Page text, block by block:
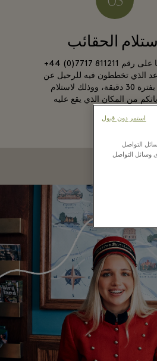
الحقائب
اتصلوا بنا على رقم ‎+44 (0)7717 811211
الذي تخططون فيه للرحيل عن
الفيلاج بفترة 30 دقيقة، ووذلك لاستلام
من المكان الذي يقع عليه
التواصل
وسائل التواصل
استمر دون قبول